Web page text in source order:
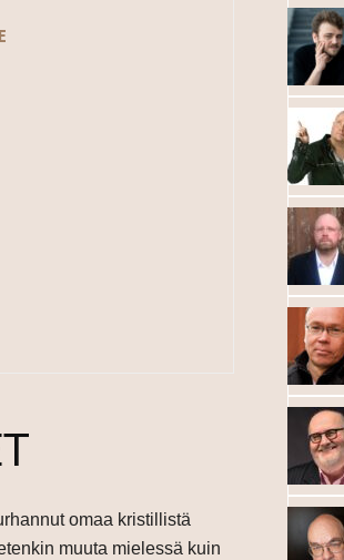
omaa kristillistä
muuta mielessä kuin